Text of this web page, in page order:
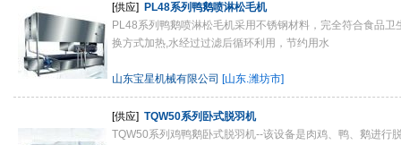
[供应]
PL48系列鸭鹅喷淋松毛机
PL48系列鸭鹅喷淋松毛机采用不锈钢材料，完全符合食品卫
换方式加热,水经过过滤后循环利用，节约用水
山东宝星机械有限公司 [山东.潍坊市]
[供应] TQW50系列卧式脱羽机
TQW50系列鸡鸭鹅卧式脱羽机--该设备是肉鸡、鸭、鹅进行